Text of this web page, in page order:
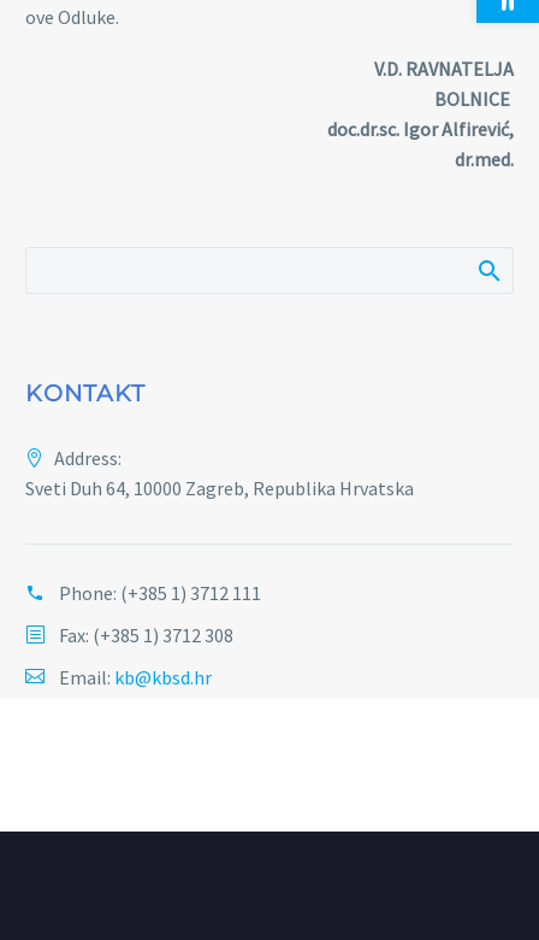
ove Odluke.
V.D. RAVNATELJA
BOLNICE
doc.dr.sc. Igor Alfirević,
dr.med.
KONTAKT
Address:
Sveti Duh 64, 10000 Zagreb, Republika Hrvatska
Phone: (+385 1) 3712 111
Fax: (+385 1) 3712 308
Email: kb@kbsd.hr